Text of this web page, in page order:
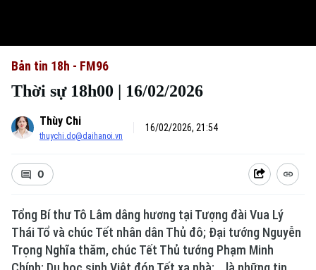
Xu hướng
Bản tin 18h - FM96
Thời sự 18h00 | 16/02/2026
Thùy Chi
thuychi.do@daihanoi.vn
16/02/2026, 21:54
0
Tổng Bí thư Tô Lâm dâng hương tại Tượng đài Vua Lý
Thái Tổ và chúc Tết nhân dân Thủ đô; Đại tướng Nguyễn
Trọng Nghĩa thăm, chúc Tết Thủ tướng Phạm Minh